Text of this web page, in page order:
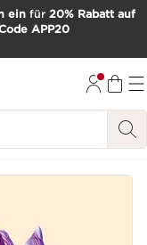
ein für 20% Rabatt auf
APP20